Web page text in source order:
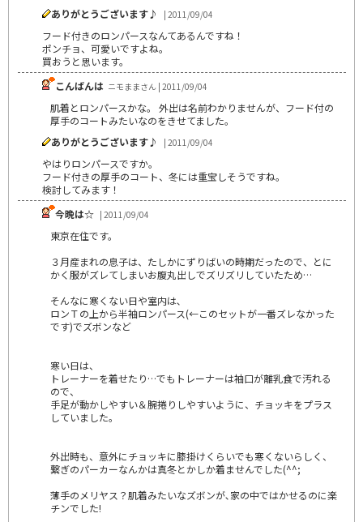
ありがとうございます♪
| 2011/09/04
フード付きのロンパースなんてあるんですね！
ポンチョ、可愛いですよね。
買おうと思います。
こんばんは ニモままさん | 2011/09/04
肌着とロンパースかな。 外出は名前わかりませんが、フード付の
厚手のコートみたいなのをきせてました。
ありがとうございます♪
| 2011/09/04
やはりロンパースですか。
フード付きの厚手のコート、冬には重宝しそうですね。
検討してみます！
今晩は☆ | 2011/09/04
東京在住です。
３月産まれの息子は、たしかにずりばいの時期だったので、とに
かく服がズレてしまいお腹丸出しでズリズリしていたため…
そんなに寒くない日や室内は､
ロンＴの上から半袖ロンパース(←このセットが一番ズレなかった
です)でズボンなど
寒い日は、
トレーナーを着せたり…でもトレーナーは袖口が離乳食で汚れる
ので、
手足が動かしやすい＆腕捲りしやすいように、チョッキをプラス
していました。
外出時も、意外にチョッキに膝掛けくらいでも寒くないらしく、
繋ぎのパーカーなんかは真冬とかしか着ませんでした(^^;
薄手のメリヤス？肌着みたいなズボンが､家の中ではかせるのに楽
チンでした!